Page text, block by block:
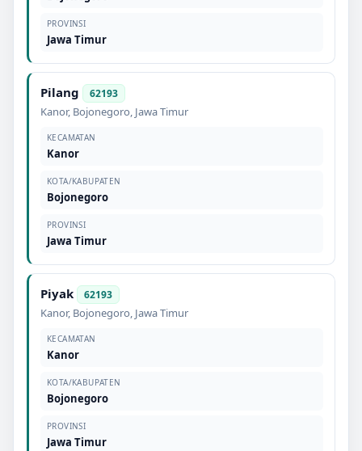
PROVINSI
Jawa Timur
Pilang 62193
Kanor, Bojonegoro, Jawa Timur
KECAMATAN
Kanor
KOTA/KABUPATEN
Bojonegoro
PROVINSI
Jawa Timur
Piyak 62193
Kanor, Bojonegoro, Jawa Timur
KECAMATAN
Kanor
KOTA/KABUPATEN
Bojonegoro
PROVINSI
Jawa Timur